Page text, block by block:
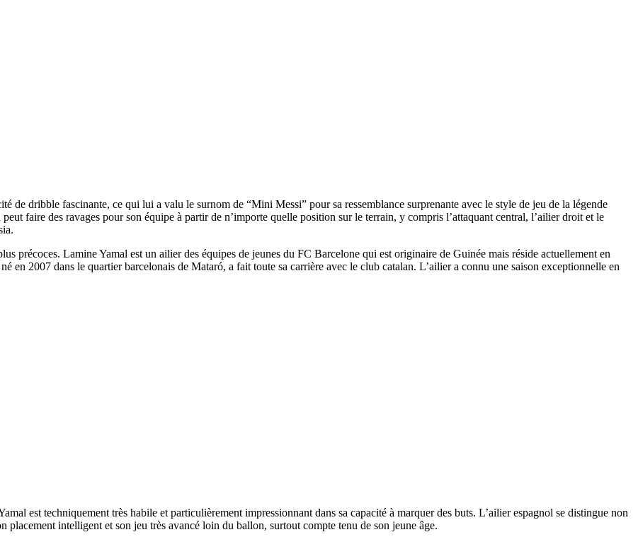
de dribble fascinante, ce qui lui a valu le surnom de “Mini Messi” pour sa ressemblance surprenante avec le style de jeu de la légende
faire des ravages pour son équipe à partir de n’importe quelle position sur le terrain, y compris l’attaquant central, l’ailier droit et le
précoces. Lamine Yamal est un ailier des équipes de jeunes du FC Barcelone qui est originaire de Guinée mais réside actuellement en
en 2007 dans le quartier barcelonais de Mataró, a fait toute sa carrière avec le club catalan. L’ailier a connu une saison exceptionnelle en
est techniquement très habile et particulièrement impressionnant dans sa capacité à marquer des buts. L’ailier espagnol se distingue non
placement intelligent et son jeu très avancé loin du ballon, surtout compte tenu de son jeune âge.